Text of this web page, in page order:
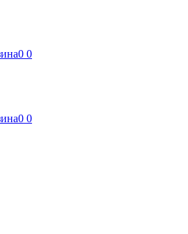
0 0
0 0